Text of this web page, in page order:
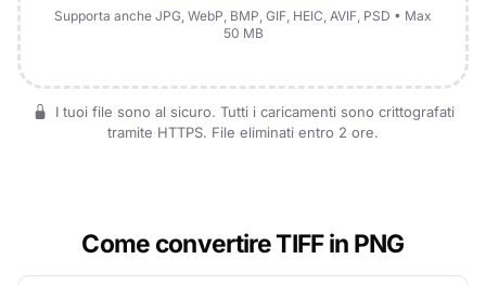
Supporta anche JPG, WebP, BMP, GIF, HEIC, AVIF, PSD • Max
50 MB
I tuoi file sono al sicuro. Tutti i caricamenti sono crittografati
tramite HTTPS. File eliminati entro 2 ore.
Come convertire TIFF in PNG